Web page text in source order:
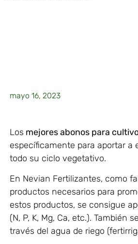
mayo 16, 2023
Los mejores abonos para
específicamente para aportar
todo su ciclo vegetativo.
En Nevian Fertilizantes, como
productos necesarios para
estos productos, se consigue
(N, P, K, Mg, Ca, etc.).
través del agua de riego